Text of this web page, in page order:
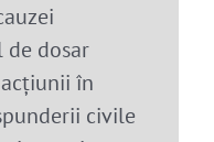
dosar
în
civile